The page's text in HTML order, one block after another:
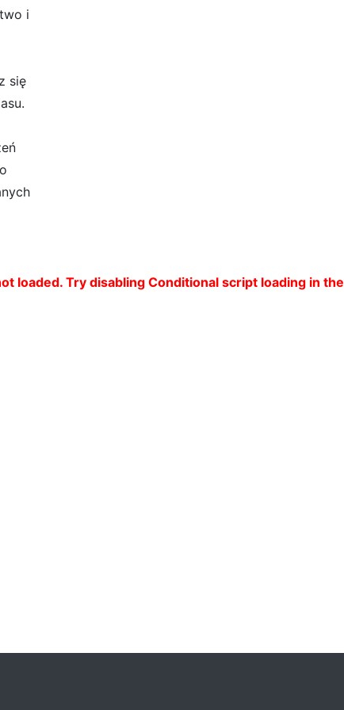
i
się
loaded. Try disabling Conditional script loading in the